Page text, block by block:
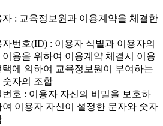
: 교육정보원과 이용계약을 체결한
번호(ID) : 이용자 식별과 이용자의
이용을 위하여 이용계약 체결시 이용
택에 의하여 교육정보원이 부여하는
숫자의 조합
호 : 이용자 자신의 비밀을 보호하
여 이용자 자신이 설정한 문자와 숫자